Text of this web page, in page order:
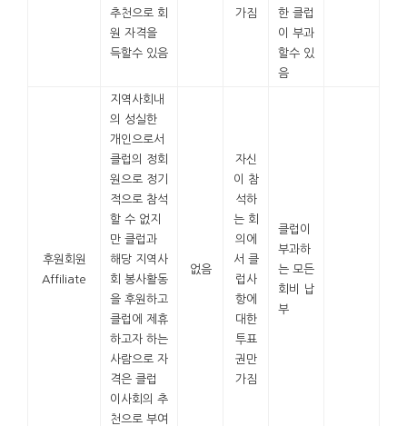
추천으로 회
원 자격을
득할수 있음
가짐
한 클럽
이 부과
할수 있
음
후원회원
Affiliate
지역사회내
의 성실한
개인으로서
클럽의 정회
원으로 정기
적으로 참석
할 수 없지
만 클럽과
해당 지역사
회 봉사활동
을 후원하고
클럽에 제휴
하고자 하는
사람으로 자
격은 클럽
이사회의 추
천으로 부여
없음
자신
이 참
석하
는 회
의에
서 클
럽사
항에
대한
투표
권만
가짐
클럽이
부과하
는 모든
회비 납
부